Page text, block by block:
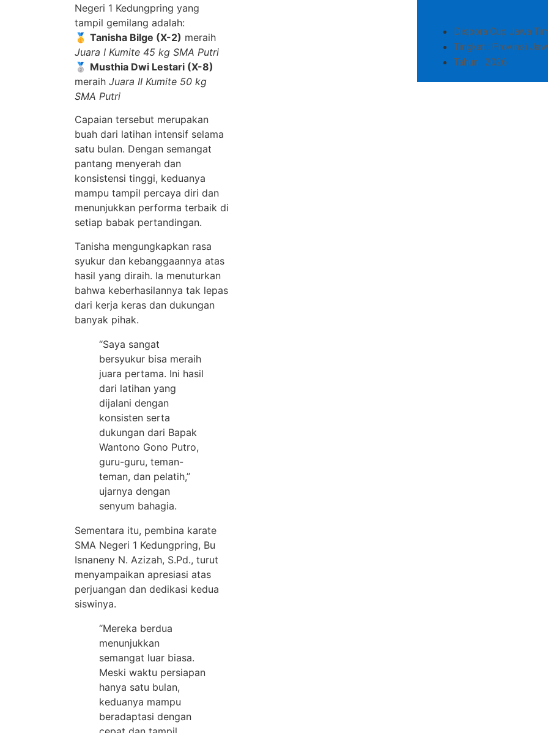
Negeri 1 Kedungpring yang
tampil gemilang adalah:
🥇 Tanisha Bilge (X-2) meraih
Juara I Kumite 45 kg SMA Putri
🥈 Musthia Dwi Lestari (X-8)
meraih Juara II Kumite 50 kg
SMA Putri
Capaian tersebut merupakan
buah dari latihan intensif selama
satu bulan. Dengan semangat
pantang menyerah dan
konsistensi tinggi, keduanya
mampu tampil percaya diri dan
menunjukkan performa terbaik di
setiap babak pertandingan.
Tanisha mengungkapkan rasa
syukur dan kebanggaannya atas
hasil yang diraih. Ia menuturkan
bahwa keberhasilannya tak lepas
dari kerja keras dan dukungan
banyak pihak.
“Saya sangat
bersyukur bisa meraih
juara pertama. Ini hasil
dari latihan yang
dijalani dengan
konsisten serta
dukungan dari Bapak
Wantono Gono Putro,
guru-guru, teman-
teman, dan pelatih,”
ujarnya dengan
senyum bahagia.
Sementara itu, pembina karate
SMA Negeri 1 Kedungpring, Bu
Isnaneny N. Azizah, S.Pd., turut
menyampaikan apresiasi atas
perjuangan dan dedikasi kedua
siswinya.
“Mereka berdua
menunjukkan
semangat luar biasa.
Meski waktu persiapan
hanya satu bulan,
keduanya mampu
beradaptasi dengan
Dispora Cup Jawa
Tingkat : Provinsi
Tahun : 2026